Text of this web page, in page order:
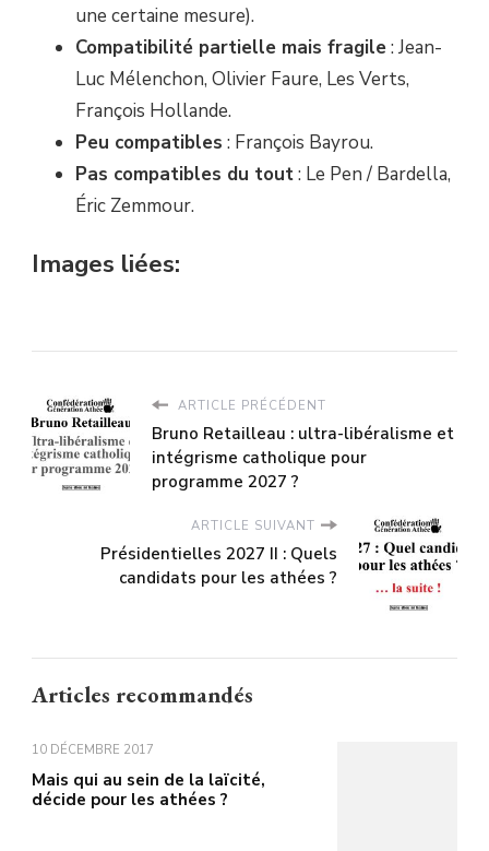
une certaine mesure).
Compatibilité partielle mais fragile: Jean-
Luc Mélenchon, Olivier Faure, Les Verts,
François Hollande.
Peu compatibles : François Bayrou.
Pas compatibles du tout: Le Pen / Bardella,
Éric Zemmour.
Images liées:
ARTICLE PRÉCÉDENT
Bruno Retailleau : ultra-libéralisme et
intégrisme catholique pour
programme 2027 ?
ARTICLE SUIVANT
Présidentielles 2027 II : Quels
candidats pour les athées ?
Articles recommandés
10 DÉCEMBRE 2017
Mais qui au sein de la laïcité,
décide pour les athées ?